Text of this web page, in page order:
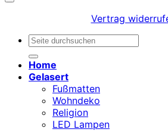
Vertrag
Suchen
Home
Gelasert
Fußmatten
Wohndeko
Religion
LED Lampen